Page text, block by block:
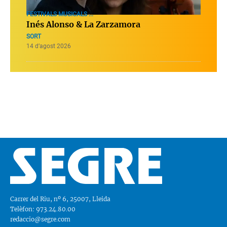
FESTIVALS MUSICALS ...
Inés Alonso & La Zarzamora
SORT
14 d’agost 2026
Carrer del Riu, nº 6, 25007, Lleida
Telèfon: 973.24.80.00
redaccio@segre.com